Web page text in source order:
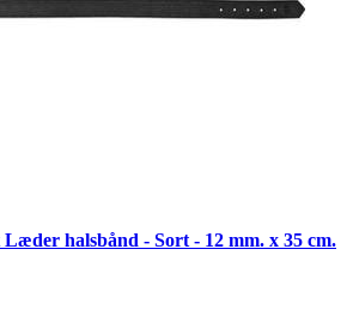
halsbånd - Sort - 12 mm. x 35 cm.